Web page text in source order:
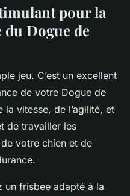
pour la
Dogue de
jeu. C’est un excellent
de votre Dogue de
la vitesse, de l’agilité, et
de travailler les
votre chien et de
un frisbee adapté à la